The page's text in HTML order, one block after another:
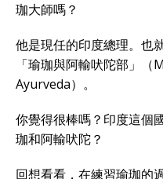
珈大師嗎？
他是現任的印度總理。也
「瑜珈與阿輸吠陀部」
Ayurveda）。
你覺得很棒嗎？印度這個
珈和阿輸吠陀？
回想看看，在練習瑜珈的